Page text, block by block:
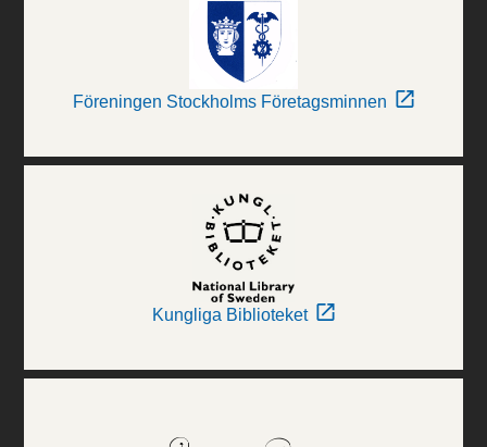
Föreningen Stockholms Företagsminnen
Kungliga Biblioteket